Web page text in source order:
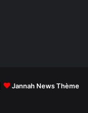
Jannah News Thème